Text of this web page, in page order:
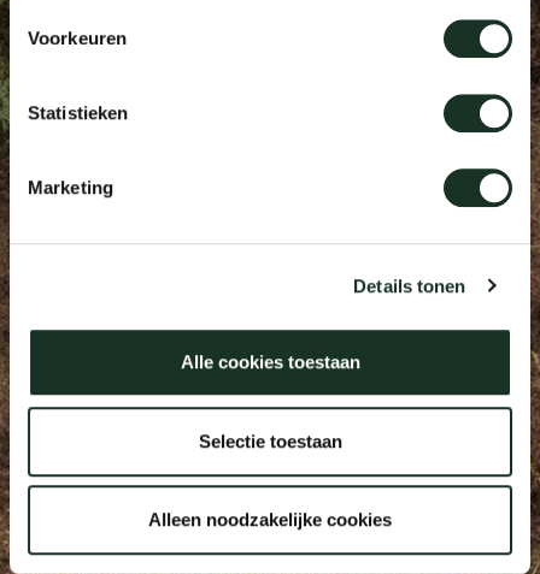
Voorkeuren
Statistieken
Marketing
Details tonen
Alle cookies toestaan
Selectie toestaan
Alleen noodzakelijke cookies
We are Arco, we are
connected
Press requests